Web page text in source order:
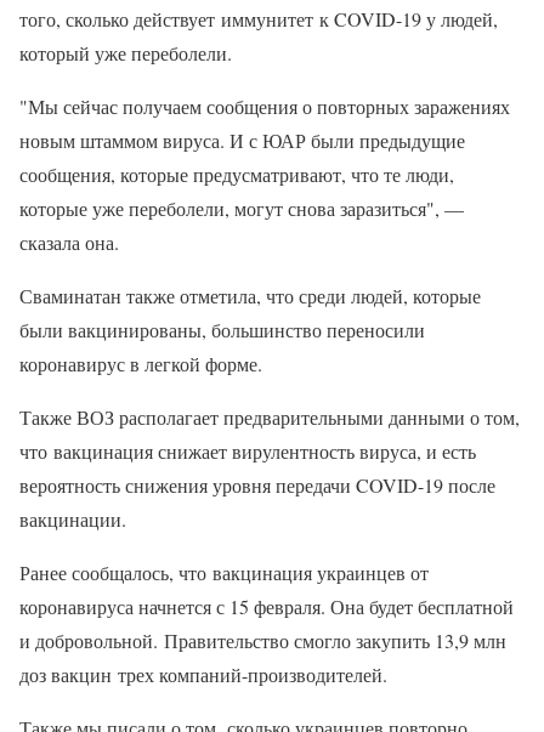
того, сколько действует иммунитет к COVID-19 у людей,
который уже переболели.
"Мы сейчас получаем сообщения о повторных заражениях
новым штаммом вируса. И с ЮАР были предыдущие
сообщения, которые предусматривают, что те люди,
которые уже переболели, могут снова заразиться", —
сказала она.
Сваминатан также отметила, что среди людей, которые
были вакцинированы, большинство переносили
коронавирус в легкой форме.
Также ВОЗ располагает предварительными данными о том,
что вакцинация снижает вирулентность вируса, и есть
вероятность снижения уровня передачи COVID-19 после
вакцинации.
Ранее сообщалось, что вакцинация украинцев от
коронавируса начнется с 15 февраля. Она будет бесплатной
и добровольной. Правительство смогло закупить 13,9 млн
доз вакцин трех компаний-производителей.